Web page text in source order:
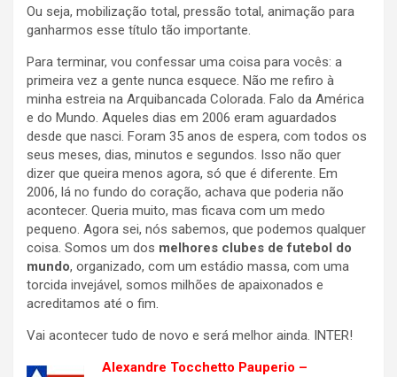
Ou seja, mobilização total, pressão total, animação para
ganharmos esse título tão importante.
Para terminar, vou confessar uma coisa para vocês: a
primeira vez a gente nunca esquece. Não me refiro à
minha estreia na Arquibancada Colorada. Falo da América
e do Mundo. Aqueles dias em 2006 eram aguardados
desde que nasci. Foram 35 anos de espera, com todos os
seus meses, dias, minutos e segundos. Isso não quer
dizer que queira menos agora, só que é diferente. Em
2006, lá no fundo do coração, achava que poderia não
acontecer. Queria muito, mas ficava com um medo
pequeno. Agora sei, nós sabemos, que podemos qualquer
coisa. Somos um dos melhores clubes de futebol do
mundo, organizado, com um estádio massa, com uma
torcida invejável, somos milhões de apaixonados e
acreditamos até o fim.
Vai acontecer tudo de novo e será melhor ainda. INTER!
Alexandre Tocchetto Pauperio –